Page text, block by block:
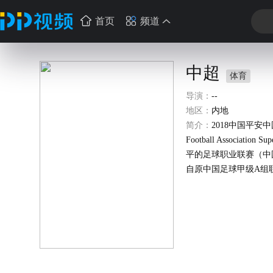
首页 频道
中超 体育
导演： --
地区： 内地
简介： 2018中国平安
Football Association
平的足球职业联赛（
自原中国足球甲级A组